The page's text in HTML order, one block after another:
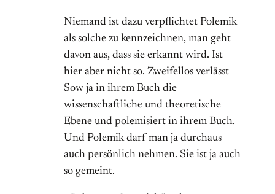
Niemand ist dazu verpflichtet Polemik
als solche zu kennzeichnen, man geht
davon aus, dass sie erkannt wird. Ist
hier aber nicht so. Zweifellos verlässt
Sow ja in ihrem Buch die
wissenschaftliche und theoretische
Ebene und polemisiert in ihrem Buch.
Und Polemik darf man ja durchaus
auch persönlich nehmen. Sie ist ja auch
so gemeint.